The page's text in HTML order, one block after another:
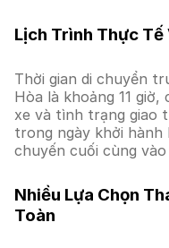
Lịch Trình Thực Tế
Thời gian di chuyển
Hòa là khoảng 11
xe và tình trạng giao
trong ngày khởi hành
chuyến cuối cùng
Nhiều Lựa Chọn
Toàn